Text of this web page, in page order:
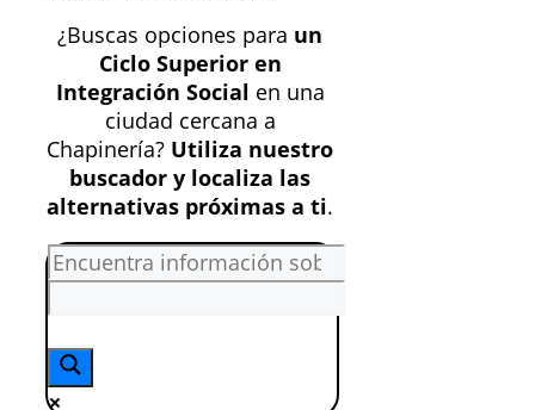
¿Buscas opciones para un
Ciclo Superior en
Integración Social en una
ciudad cercana a
Chapinería? Utiliza nuestro
buscador y localiza las
alternativas próximas a ti.